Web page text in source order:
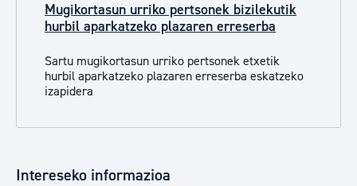
Mugikortasun urriko pertsonek bizilekutik
hurbil aparkatzeko plazaren erreserba
Sartu mugikortasun urriko pertsonek etxetik
hurbil aparkatzeko plazaren erreserba eskatzeko
izapidera
Intereseko informazioa